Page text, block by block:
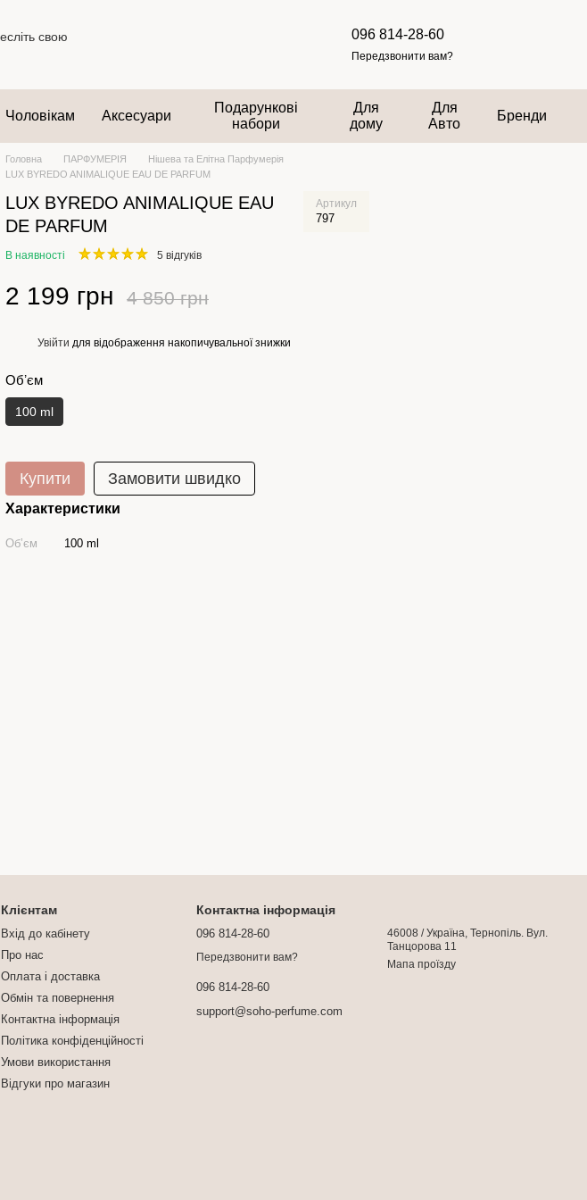
096 814-28-60
Передзвонити вам?
Чоловікам Аксесуари
Подарункові
набори
Для
дому
Для
Авто
Бренди
Головна ПАРФУМЕРІЯ
Нішева та Елітна Парфумерія
LUX BYREDO ANIMALIQUE EAU DE PARFUM
LUX BYREDO ANIMALIQUE EAU
DE PARFUM
Артикул
797
В наявності 5 відгуків
2 199 грн 4 850 грн
Увійти для відображення накопичувальної знижки
Обʼєм
100 ml
Купити Замовити швидко
Характеристики
Обʼєм 100 ml
Клієнтам
Вхід до кабінету
Про нас
Оплата і доставка
Обмін та повернення
Контактна інформація
Політика конфіденційності
Умови використання
Відгуки про магазин
Контактна інформація
096 814-28-60
Передзвонити вам?
096 814-28-60
support@soho-perfume.com
46008 / Україна, Тернопіль. Вул.
Танцорова 11
Мапа проїзду